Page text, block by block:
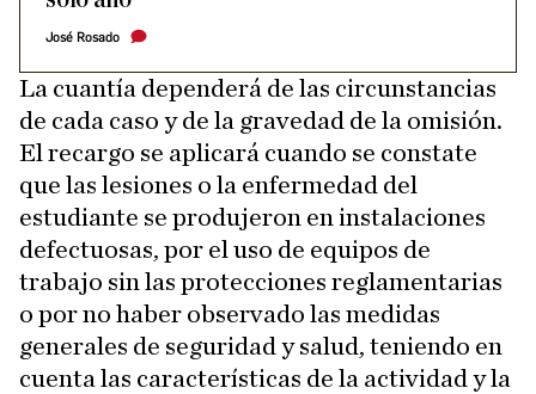
José Rosado
La cuantía dependerá de las circunstancias
de cada caso y de la gravedad de la omisión.
El recargo se aplicará cuando se constate
que las lesiones o la enfermedad del
estudiante se produjeron en instalaciones
defectuosas, por el uso de equipos de
trabajo sin las protecciones reglamentarias
o por no haber observado las medidas
generales de seguridad y salud, teniendo en
cuenta las características de la actividad y la